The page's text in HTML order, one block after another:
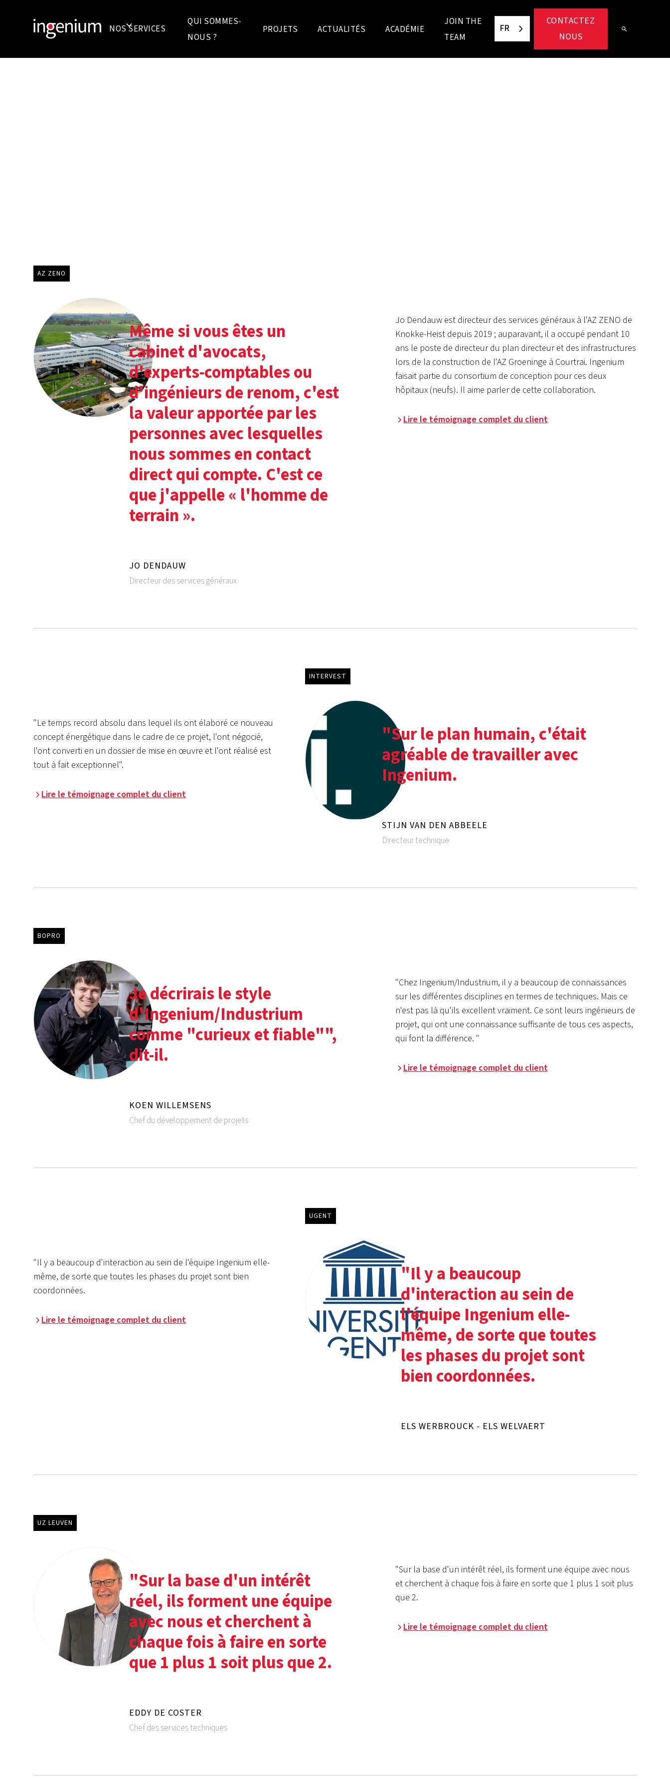
NOS SERVICES
QUI SOMMES-
NOUS ?
PROJETS ACTUALITÉS ACADÉMIE
JOIN THE
TEAM
FR
CONTACTEZ
NOUS
AZ ZENO
Même si vous êtes un
cabinet d'avocats,
d'experts-comptables ou
d'ingénieurs de renom, c'est
la valeur apportée par les
personnes avec lesquelles
nous sommes en contact
direct qui compte. C'est ce
que j'appelle « l'homme de
terrain ».
JO DENDAUW
Directeur des services généraux
Jo Dendauw est directeur des services généraux à l'AZ ZENO de
Knokke-Heist depuis 2019 ; auparavant, il a occupé pendant 10
ans le poste de directeur du plan directeur et des infrastructures
lors de la construction de l'AZ Groeninge à Courtrai. Ingenium
faisait partie du consortium de conception pour ces deux
hôpitaux (neufs). Il aime parler de cette collaboration.
Lire le témoignage complet du client
INTERVEST
"Sur le plan humain, c'était
agréable de travailler avec
Ingenium.
STIJN VAN DEN ABBEELE
Directeur technique
"Le temps record absolu dans lequel ils ont élaboré ce nouveau
concept énergétique dans le cadre de ce projet, l'ont négocié,
l'ont converti en un dossier de mise en œuvre et l'ont réalisé est
tout à fait exceptionnel".
Lire le témoignage complet du client
BOPRO
Je décrirais le style
d'Ingenium/Industrium
comme "curieux et fiable"",
dit-il.
KOEN WILLEMSENS
Chef du développement de projets
"Chez Ingenium/Industrium, il y a beaucoup de connaissances
sur les différentes disciplines en termes de techniques. Mais ce
n'est pas là qu'ils excellent vraiment. Ce sont leurs ingénieurs de
projet, qui ont une connaissance suffisante de tous ces aspects,
qui font la différence. "
Lire le témoignage complet du client
UGENT
"Il y a beaucoup
d'interaction au sein de
l'équipe Ingenium elle-
même, de sorte que toutes
les phases du projet sont
bien coordonnées.
ELS WERBROUCK - ELS WELVAERT
"Il y a beaucoup d'interaction au sein de l'équipe Ingenium elle-
même, de sorte que toutes les phases du projet sont bien
coordonnées.
Lire le témoignage complet du client
UZ LEUVEN
"Sur la base d'un intérêt
réel, ils forment une équipe
avec nous et cherchent à
chaque fois à faire en sorte
que 1 plus 1 soit plus que 2.
EDDY DE COSTER
Chef des services techniques
"Sur la base d'un intérêt réel, ils forment une équipe avec nous
et cherchent à chaque fois à faire en sorte que 1 plus 1 soit plus
que 2.
Lire le témoignage complet du client